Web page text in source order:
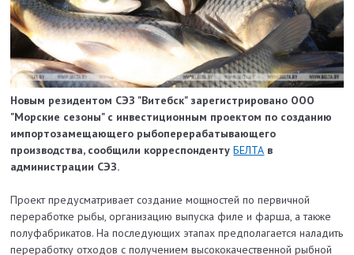
Новым резидентом СЭЗ "Витебск" зарегистрировано ООО
"Морские сезоны" с инвестиционным проектом по созданию
импортозамещающего рыбоперерабатывающего
производства, сообщили корреспондентуБЕЛТА в
администрации СЭЗ.
Проект предусматривает создание мощностей по первичной
переработке рыбы, организацию выпуска филе и фарша, а также
полуфабрикатов. На последующих этапах предполагается наладить
переработку отходов с получением высококачественной рыбной